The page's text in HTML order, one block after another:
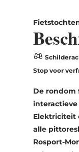
Stop voor
De rondom
interactieve
Elektriciteit
alle
Rosport-